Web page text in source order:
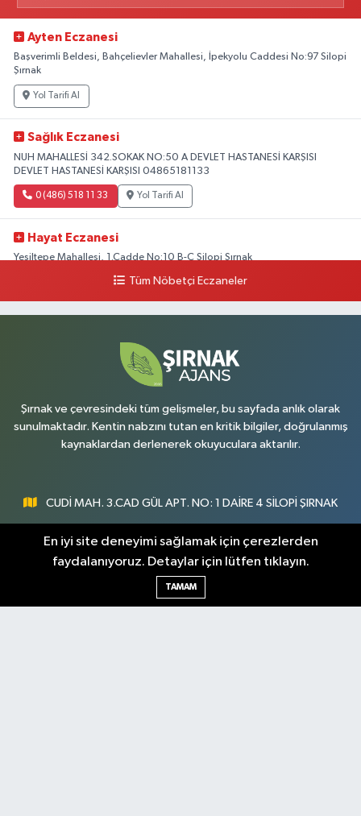
Ayten Eczanesi
Başverimli Beldesi, Bahçelievler Mahallesi, İpekyolu Caddesi No:97 Silopi
Şırnak
Yol Tarifi Al
Sağlık Eczanesi
NUH MAHALLESİ 342.SOKAK NO:50 A DEVLET HASTANESİ KARŞISI
DEVLET HASTANESİ KARŞISI 04865181133
0 (486) 518 11 33 Yol Tarifi Al
Hayat Eczanesi
Yeşiltepe Mahallesi, 1.Cadde No:10 B-C Silopi Şırnak
Yol Tarifi Al
Yenişehir Mahallesi, 8.Cadde No:53 A Silopi Şırnak
Yol Tarifi Al
Tüm Nöbetçi Eczaneler
Şırnak ve çevresindeki tüm gelişmeler, bu sayfada anlık olarak
sunulmaktadır. Kentin nabzını tutan en kritik bilgiler, doğrulanmış
kaynaklardan derlenerek okuyuculara aktarılır.
CUDİ MAH. 3.CAD GÜL APT. NO: 1 DAİRE 4 SİLOPİ ŞIRNAK
0547 300 73 73
[email protected]
En iyi site deneyimi sağlamak için çerezlerden
faydalanıyoruz. Detaylar için lütfen tıklayın.
TAMAM